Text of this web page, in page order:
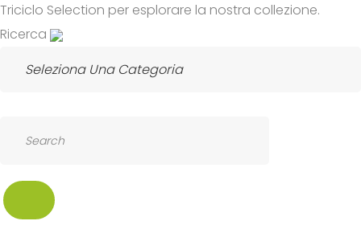
Triciclo Selection per esplorare la nostra collezione.
Ricerca
SEARCH